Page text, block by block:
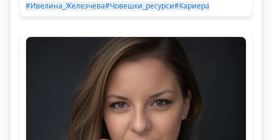
#Ивелина_Железчева#Човешки_ресурси#Кариера